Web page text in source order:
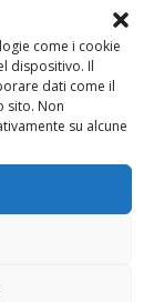
come i cookie
dispositivo. Il
dati come il
sito. Non
su alcune